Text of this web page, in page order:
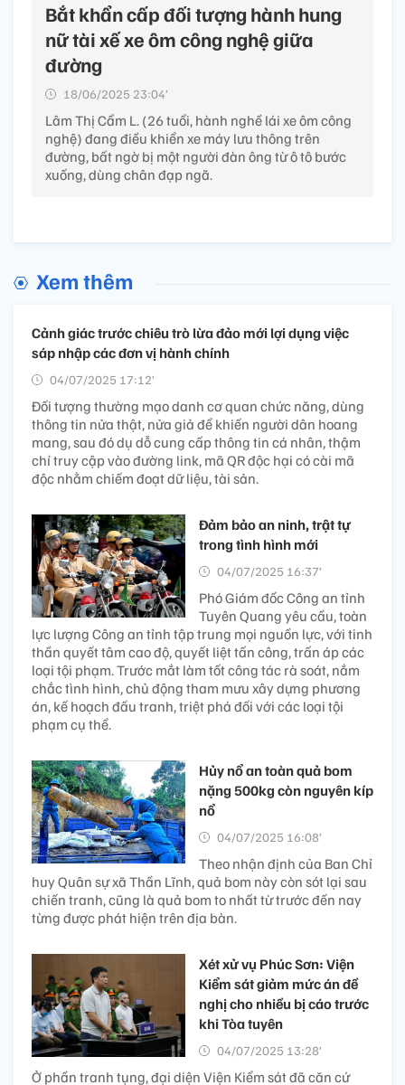
Bắt khẩn cấp đối tượng hành hung
nữ tài xế xe ôm công nghệ giữa
đường
18/06/2025 23:04’
Lâm Thị Cẩm L. (26 tuổi, hành nghề lái xe ôm công
nghệ) đang điều khiển xe máy lưu thông trên
đường, bất ngờ bị một người đàn ông từ ô tô bước
xuống, dùng chân đạp ngã.
Xem thêm
Cảnh giác trước chiêu trò lừa đảo mới lợi dụng việc
sáp nhập các đơn vị hành chính
04/07/2025 17:12’
Đối tượng thường mạo danh cơ quan chức năng, dùng
thông tin nửa thật, nửa giả để khiến người dân hoang
mang, sau đó dụ dỗ cung cấp thông tin cá nhân, thậm
chí truy cập vào đường link, mã QR độc hại có cài mã
độc nhằm chiếm đoạt dữ liệu, tài sản.
Đảm bảo an ninh, trật tự
trong tình hình mới
04/07/2025 16:37’
Phó Giám đốc Công an tỉnh
Tuyên Quang yêu cầu, toàn
lực lượng Công an tỉnh tập trung mọi nguồn lực, với tinh
thần quyết tâm cao độ, quyết liệt tấn công, trấn áp các
loại tội phạm. Trước mắt làm tốt công tác rà soát, nắm
chắc tình hình, chủ động tham mưu xây dựng phương
án, kế hoạch đấu tranh, triệt phá đối với các loại tội
phạm cụ thể.
Hủy nổ an toàn quả bom
nặng 500kg còn nguyên kíp
nổ
04/07/2025 16:08’
Theo nhận định của Ban Chỉ
huy Quân sự xã Thần Lĩnh, quả bom này còn sót lại sau
chiến tranh, cũng là quả bom to nhất từ trước đến nay
từng được phát hiện trên địa bàn.
Xét xử vụ Phúc Sơn: Viện
Kiểm sát giảm mức án đề
nghị cho nhiều bị cáo trước
khi Tòa tuyên
04/07/2025 13:28’
Ở phần tranh tụng, đại diện Viện Kiểm sát đã căn cứ